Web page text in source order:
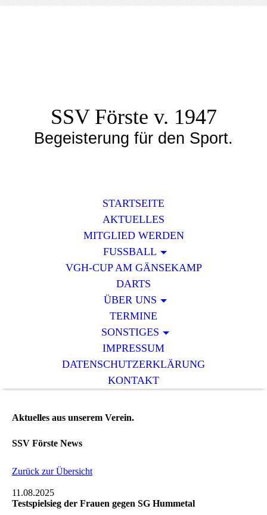
SSV Förste v. 1947
Begeisterung für den Sport.
STARTSEITE
AKTUELLES
MITGLIED WERDEN
FUSSBALL
VGH-CUP AM GÄNSEKAMP
DARTS
ÜBER UNS
TERMINE
SONSTIGES
IMPRESSUM
DATENSCHUTZERKLÄRUNG
KONTAKT
Aktuelles aus unserem Verein.
SSV Förste News
Zurück zur Übersicht
11.08.2025
Testspielsieg der Frauen gegen SG Hummetal